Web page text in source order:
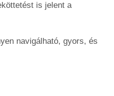
is jelent a
navigálható, gyors, és